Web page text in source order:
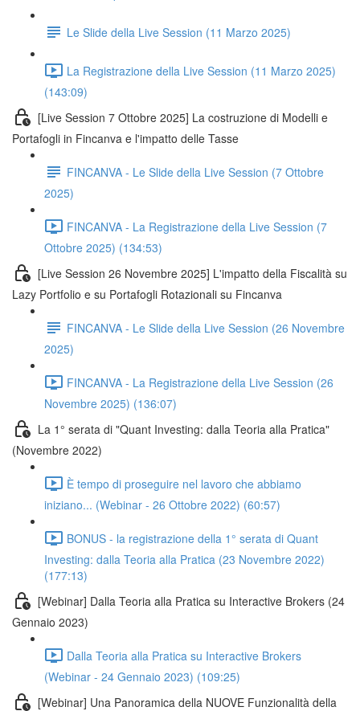
Le Slide della Live Session (11 Marzo 2025)
La Registrazione della Live Session (11 Marzo 2025)
(143:09)
[Live Session 7 Ottobre 2025] La costruzione di Modelli e
Portafogli in Fincanva e l'impatto delle Tasse
FINCANVA - Le Slide della Live Session (7 Ottobre
2025)
FINCANVA - La Registrazione della Live Session (7
Ottobre 2025) (134:53)
[Live Session 26 Novembre 2025] L'impatto della Fiscalità su
Lazy Portfolio e su Portafogli Rotazionali su Fincanva
FINCANVA - Le Slide della Live Session (26 Novembre
2025)
FINCANVA - La Registrazione della Live Session (26
Novembre 2025) (136:07)
La 1° serata di "Quant Investing: dalla Teoria alla Pratica"
(Novembre 2022)
È tempo di proseguire nel lavoro che abbiamo
iniziano... (Webinar - 26 Ottobre 2022) (60:57)
BONUS - la registrazione della 1° serata di Quant
Investing: dalla Teoria alla Pratica (23 Novembre 2022)
(177:13)
[Webinar] Dalla Teoria alla Pratica su Interactive Brokers (24
Gennaio 2023)
Dalla Teoria alla Pratica su Interactive Brokers
(Webinar - 24 Gennaio 2023) (109:25)
[Webinar] Una Panoramica della NUOVE Funzionalità della